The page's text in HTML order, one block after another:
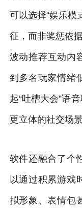
可以选择“娱乐模
征，而非奖惩依
波动推荐互动内
到多名玩家情绪
起“吐槽大会”语
更立体的社交场景
软件还融合了个
以通过积累游戏
拟形象、表情包